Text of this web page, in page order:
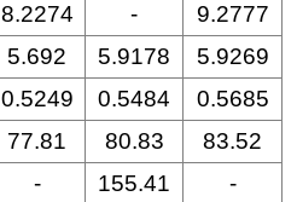
8.2274 -
9.2777
5.692 5.9178
5.9269
0.5249 0.5484
0.5685
77.81 80.83
83.52
- 155.41
-